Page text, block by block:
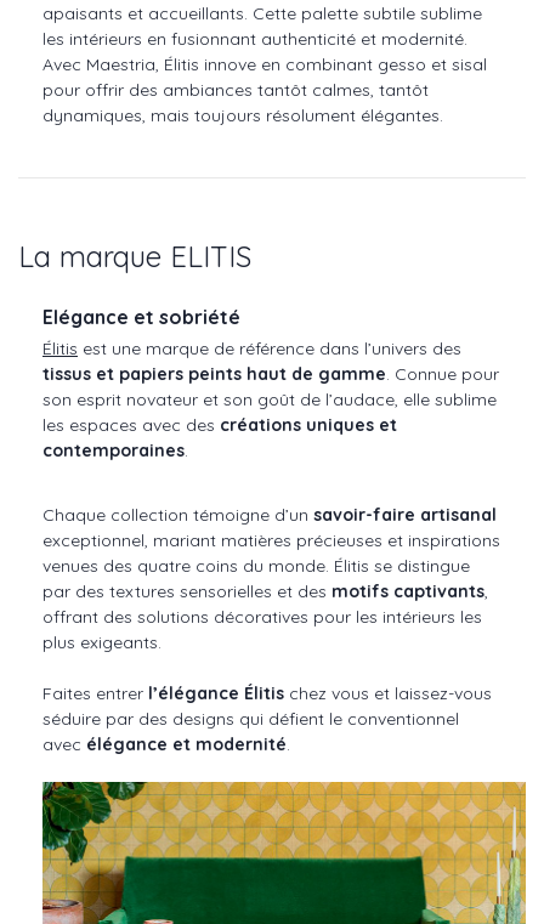
apaisants et accueillants. Cette palette subtile sublime
les intérieurs en fusionnant authenticité et modernité.
Avec Maestria, Élitis innove en combinant gesso et sisal
pour offrir des ambiances tantôt calmes, tantôt
dynamiques, mais toujours résolument élégantes.
La marque ELITIS
Elégance et sobriété
Élitis est une marque de référence dans l’univers des
tissus et papiers peints haut de gamme. Connue pour
son esprit novateur et son goût de l’audace, elle sublime
les espaces avec des créations uniques et
contemporaines.
Chaque collection témoigne d’un savoir-faire artisanal
exceptionnel, mariant matières précieuses et inspirations
venues des quatre coins du monde. Élitis se distingue
par des textures sensorielles et des motifs captivants,
offrant des solutions décoratives pour les intérieurs les
plus exigeants.
Faites entrer l’élégance Élitis chez vous et laissez-vous
séduire par des designs qui défient le conventionnel
avec élégance et modernité.